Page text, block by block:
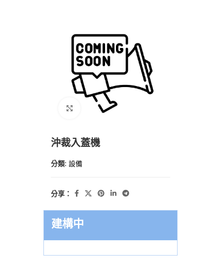
點擊放大
沖裁入蓋機
分類: 設備
分享：
建構中